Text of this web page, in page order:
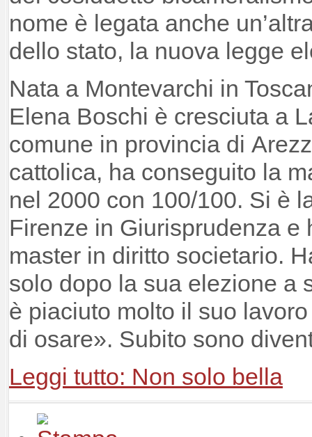
nome è legata anche
dello stato, la nuova legge
Nata a Montevarchi in
Elena Boschi è cresciuta a
comune in provincia di
cattolica, ha conseguito la
nel 2000 con 100/100. Si è
Firenze in Giurisprudenza e
master in diritto societario.
solo dopo la sua elezione a
è piaciuto molto il suo
di osare». Subito sono
Leggi tutto: Non solo bella